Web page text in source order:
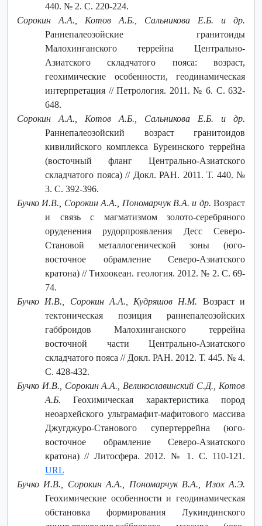
440. № 2. С. 220-224.
Сорокин А.А., Котов А.Б., Сальникова Е.Б. и др.
Раннепалеозойские гранитоиды
Малохинганского террейна Центрально-
Азиатского складчатого пояса: возраст,
геохимические особенности, геодинамическая
интерпретация // Петрология. 2011. № 6. С. 632-
648.
Сорокин A.A., Котов А.Б., Сальникова Е.Б. и др.
Раннепалеозойский возраст гранитоидов
кивилийского комплекса Буреинского террейна
(восточный фланг Центрально-Азиатского
складчатого пояса) // Докл. РАН. 2011. Т. 440. №
3. С. 392-396.
Бучко И.В., Сорокин А.А., Пономарчук В.А. и др. Возраст
и связь с магматизмом золото-серебряного
оруденения рудорпроявления Десс Северо-
Становой металлогенической зоны (юго-
восточное обрамление Северо-Азиатского
кратона) // Тихоокеан. геология. 2012. № 2. С. 69-
74.
Бучко И.В., Сорокин А.А., Кудряшов Н.М. Возраст и
тектоническая позиция раннепалеозойских
габброидов Малохинганского террейна
восточной части Центрально-Азиатского
складчатого пояса // Докл. РАН. 2012. Т. 445. № 4.
С. 428-432.
Бучко И.В., Сорокин А.А., Великославинский С.Д., Котов
А.Б.Геохимическая характеристика пород
неоархейского ультрамафит-мафитового массива
Джугджуро-Станового супертеррейна (юго-
восточное обрамление Северо-Азиатского
кратона) // Литосфера. 2012. № 1. С. 110-121.
URL
Бучко И.В., Сорокин А.А., Пономарчук В.А., Изох А.Э.
Геохимические особенности и геодинамическая
обстановка формирования Лукиндинского